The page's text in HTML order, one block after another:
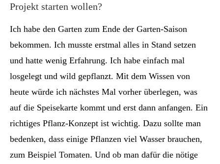
Projekt starten wollen?
Ich habe den Garten zum Ende der Garten-Saison
bekommen. Ich musste erstmal alles in Stand setzen
und hatte wenig Erfahrung. Ich habe einfach mal
losgelegt und wild gepflanzt. Mit dem Wissen von
heute würde ich nächstes Mal vorher überlegen, was
auf die Speisekarte kommt und erst dann anfangen. Ein
richtiges Pflanz-Konzept ist wichtig. Dazu sollte man
bedenken, dass einige Pflanzen viel Wasser brauchen,
zum Beispiel Tomaten. Und ob man dafür die nötige